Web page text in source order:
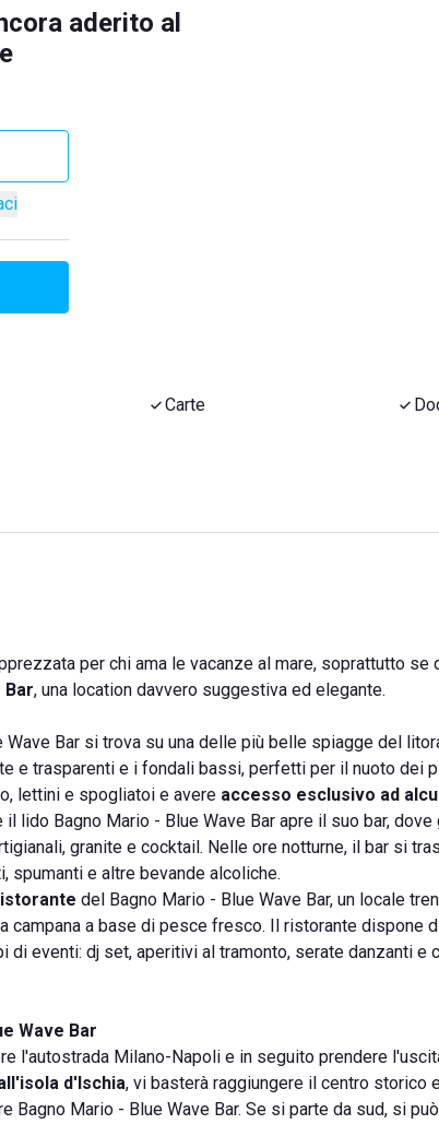
aderito al
Carte
per chi ama le vacanze al mare, soprattutto
Bar, una location davvero suggestiva ed elegante.
Wave Bar si trova su una delle più belle spiagge del
e trasparenti e i fondali bassi, perfetti per il nuoto dei
lettini e spogliatoi e avere accesso esclusivo ad
lido Bagno Mario - Blue Wave Bar apre il suo bar,
granite e cocktail. Nelle ore notturne, il bar si
e altre bevande alcoliche.
del Bagno Mario - Blue Wave Bar, un locale
campana a base di pesce fresco. Il ristorante dispone
eventi: dj set, aperitivi al tramonto, serate danzanti e
Wave Bar
l'autostrada Milano-Napoli e in seguito prendere
d'Ischia, vi basterà raggiungere il centro storico
Bagno Mario - Blue Wave Bar. Se si parte da sud, si